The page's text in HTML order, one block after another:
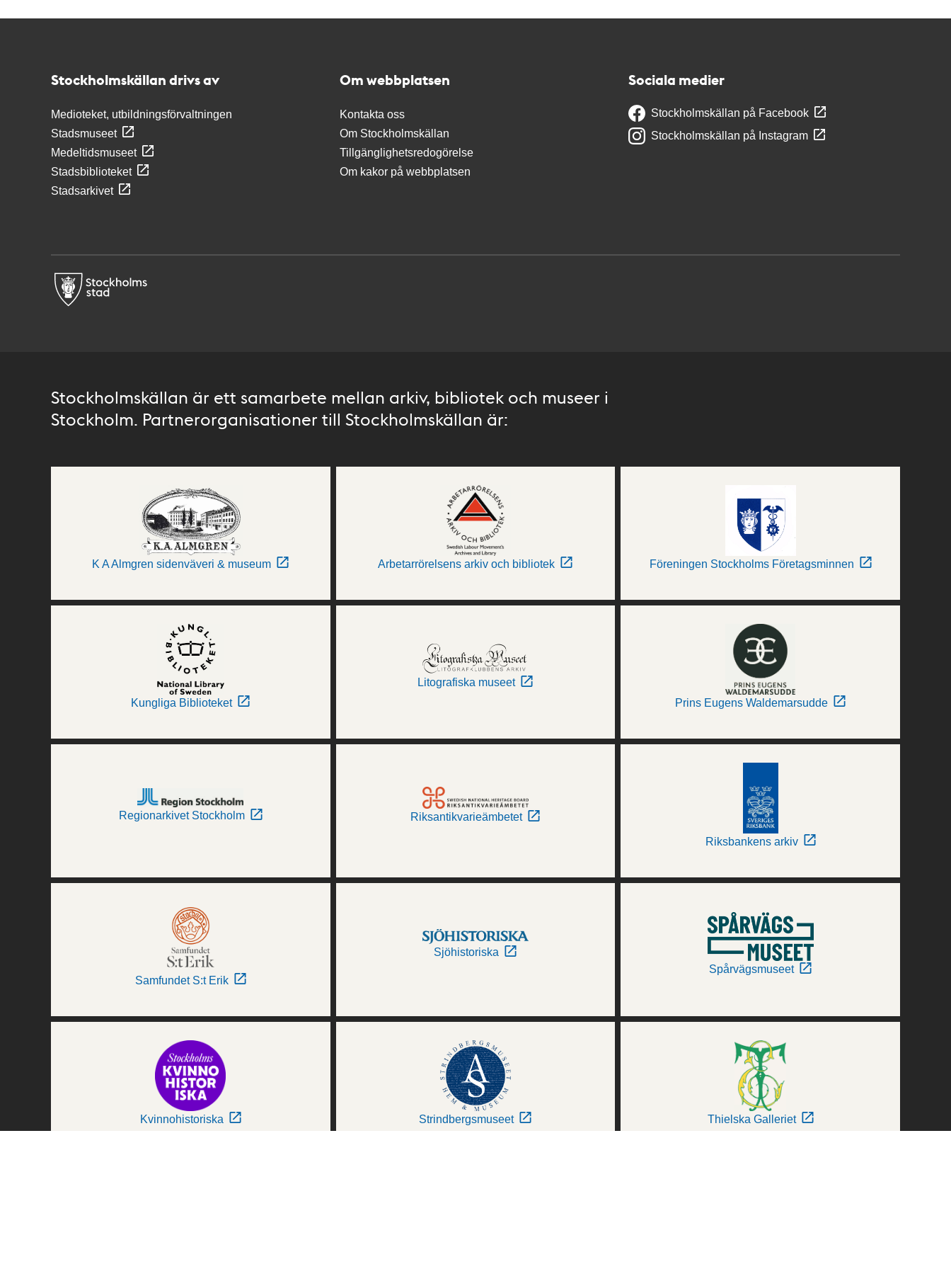
Stockholmskällan drivs av
Medioteket, utbildningsförvaltningen
Stadsmuseet
Medeltidsmuseet
Stadsbiblioteket
Stadsarkivet
Om webbplatsen
Kontakta oss
Om Stockholmskällan
Tillgänglighetsredogörelse
Om kakor på webbplatsen
Sociala medier
Stockholmskällan på Facebook
Stockholmskällan på Instagram
Stockholmskällan är ett samarbete mellan arkiv, bibliotek och museer i
Stockholm. Partnerorganisationer till Stockholmskällan är:
K A Almgren sidenväveri & museum Arbetarrörelsens arkiv och bibliotek Föreningen Stockholms Företagsminnen
Kungliga Biblioteket
Litografiska museet
Prins Eugens Waldemarsudde
Regionarkivet Stockholm Riksantikvarieämbetet
Riksbankens arkiv
Samfundet S:t Erik
Sjöhistoriska
Spårvägsmuseet
Kvinnohistoriska Strindbergsmuseet Thielska Galleriet